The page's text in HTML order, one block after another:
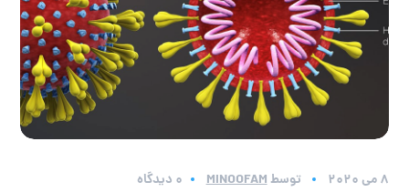
8 می 2020 توسطMINOOFAM 0 دیدگاه